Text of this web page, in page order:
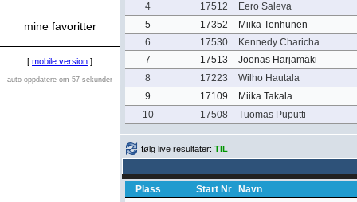
mine favoritter
[ mobile version ]
auto-oppdatere om 57 sekunder
4
17512
Eero Saleva
5
17352
Miika Tenhunen
6
17530
Kennedy Charicha
7
17513
Joonas Harjamäki
8
17223
Wilho Hautala
9
17109
Miika Takala
10
17508 Tuomas Puputti
følg live resultater: TIL
Plass Start Nr
Navn